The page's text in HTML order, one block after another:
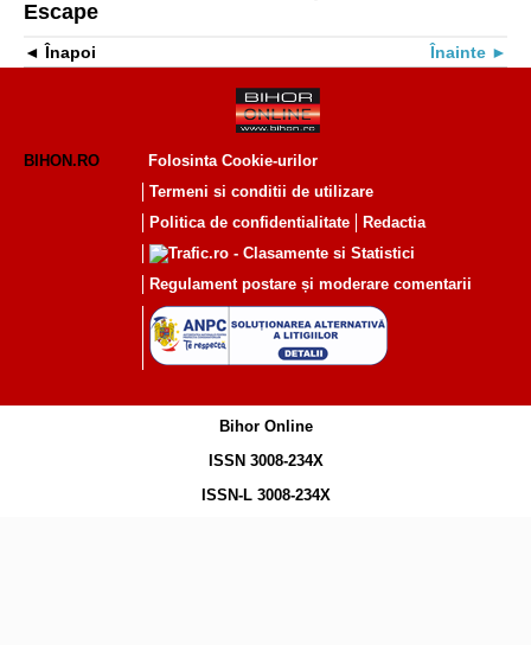
Escape
Înapoi Înainte
BIHON.RO
Folosinta Cookie-urilor
Termeni si conditii de utilizare
Politica de confidentialitate
Redactia
Regulament postare și moderare comentarii
Bihor Online
ISSN 3008-234X
ISSN-L 3008-234X